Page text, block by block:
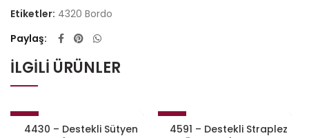
Etiketler: 4320 Bordo
Paylaş
İLGILI ÜRÜNLER
-10%
4430 – Destekli Sütyen
-10%
4591 – Destekli Straplez